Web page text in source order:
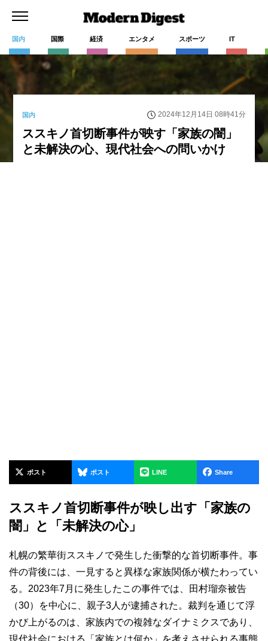
国内 国際 経済 エンタメ スポーツ IT
国内 2024年12月14日 08時41分
ススキノ首切断事件が映す「家族の闇」
と未解決の心、現代社会への問いかけ
ポスト ポスト LINE Share
ススキノ首切断事件が映し出す「家族の
闇」と「未解決の心」
札幌の繁華街ススキノで発生した衝撃的な首切断事件。事
件の背後には、一見すると異様な家族関係が横たわってい
る。2023年7月に発生したこの事件では、田村瑠奈被告
（30）を中心に、親子3人が逮捕された。裁判を通じて浮
かび上がるのは、家族内での複雑なダイナミクスであり、
現代社会における「家族とは何か」を考えさせられる事態